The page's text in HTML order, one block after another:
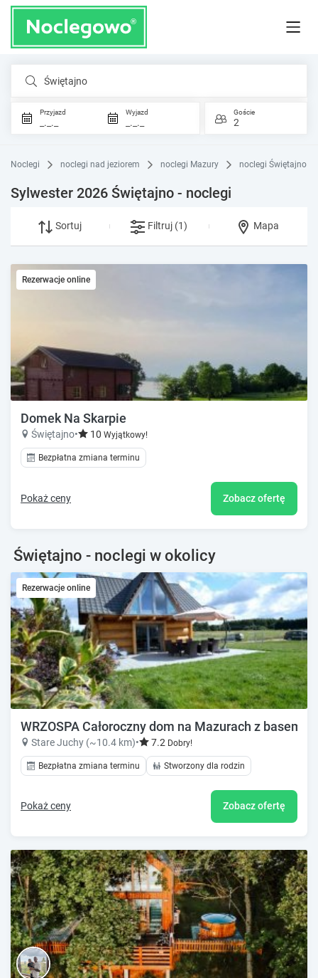
Świętajno
Przyjazd
_._._
Wyjazd
_._._
Goście
2
Noclegi noclegi nad jeziorem noclegi Mazury noclegi Świętajno
Sylwester 2026 Świętajno - noclegi
Sortuj Filtruj (1) Mapa
Rezerwacje online
Domek Na Skarpie
Świętajno• 10 Wyjątkowy!
Bezpłatna zmiana terminu
Pokaż ceny Zobacz ofertę
Świętajno - noclegi w okolicy
Rezerwacje online
WRZOSPA Całoroczny dom na Mazurach z basem,
Stare Juchy (~10.4 km)• 7.2 Dobry!
Bezpłatna zmiana terminu Stworzony dla rodzin
Pokaż ceny Zobacz ofertę